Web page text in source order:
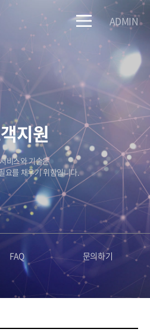
ADMIN
지원
비스와 기술은
요를 채우기 위함입니다.
FAQ
문의하기